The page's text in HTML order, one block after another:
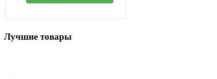
Лучшие товары